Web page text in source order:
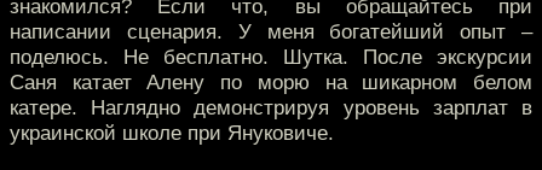
знакомился? Если что, вы обращайтесь при
написании сценария. У меня богатейший опыт –
поделюсь. Не бесплатно. Шутка. После экскурсии
Саня катает Алену по морю на шикарном белом
катере. Наглядно демонстрируя уровень зарплат в
украинской школе при Януковиче.